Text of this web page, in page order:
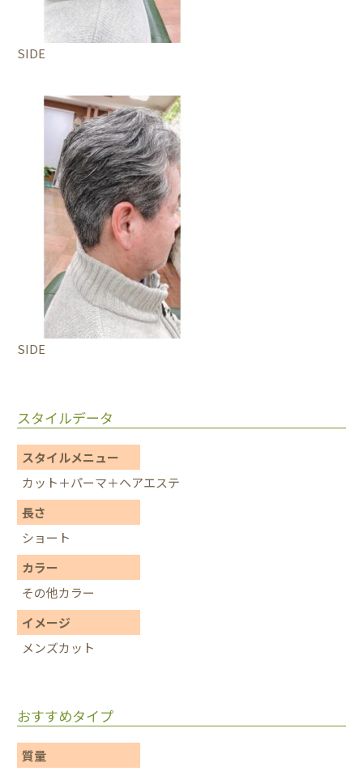
SIDE
SIDE
スタイルデータ
スタイルメニュー
カット＋パーマ＋ヘアエステ
長さ
ショート
カラー
その他カラー
イメージ
メンズカット
おすすめタイプ
質量